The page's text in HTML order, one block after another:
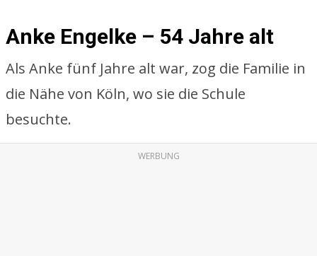
Anke Engelke – 54 Jahre alt
Als Anke fünf Jahre alt war, zog die Familie in
die Nähe von Köln, wo sie die Schule
besuchte.
WERBUNG